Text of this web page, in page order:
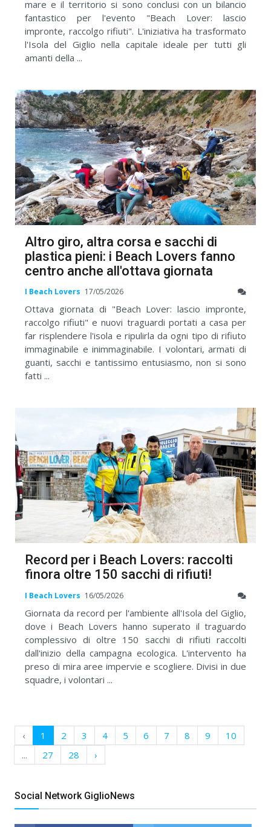
mare e il territorio si sono conclusi con un bilancio
fantastico per l'evento "Beach Lover: lascio
impronte, raccolgo rifiuti". L'iniziativa ha trasformato
l'Isola del Giglio nella capitale ideale per tutti gli
amanti della ...
Altro giro, altra corsa e sacchi di
plastica pieni: i Beach Lovers fanno
centro anche all'ottava giornata
I Beach Lovers 17/05/2026
Ottava giornata di "Beach Lover: lascio impronte,
raccolgo rifiuti" e nuovi traguardi portati a casa per
far risplendere l'isola e ripulirla da ogni tipo di rifiuto
immaginabile e inimmaginabile. I volontari, armati di
guanti, sacchi e tantissimo entusiasmo, non si sono
fatti ...
Record per i Beach Lovers: raccolti
finora oltre 150 sacchi di rifiuti!
I Beach Lovers 16/05/2026
Giornata da record per l'ambiente all'Isola del Giglio,
dove i Beach Lovers hanno superato il traguardo
complessivo di oltre 150 sacchi di rifiuti raccolti
dall'inizio della campagna ecologica. L'intervento ha
preso di mira aree impervie e scogliere. Divisi in due
squadre, i volontari ...
‹ 1 2 3 4 5 6 7 8 9
10
...
27 28 ›
Social Network GiglioNews